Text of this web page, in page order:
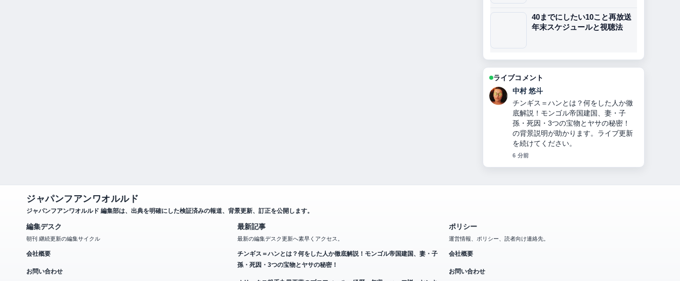
40までにしたい10こと再放送
年末スケジュールと視聴法
ライブコメント
山本 葵
オリックス投手九里亜蓮のプロフィー
ル・経歴・年収・ハーフ説・ヤンキー
説・移籍理由を2024年最新情報で徹底
解説 の報道は丁寧で、流れを追いやす
いです。
8 分前
ジャパンフアンワオルルド
ジャパンフアンワオルルド 編集部は、出典を明確にした検証済みの報道、背景更新、訂正を公開します。
編集デスク
朝刊 継続更新の編集サイクル
会社概要
お問い合わせ
最新記事
最新の編集デスク更新へ素早くアクセス。
チンギス＝ハンとは？何をした人か徹底解説！モンゴル帝国建国、妻・子
孫・死因・3つの宝物とヤサの秘密！
ポリシー
運営情報、ポリシー、読者向け連絡先。
会社概要
お問い合わせ